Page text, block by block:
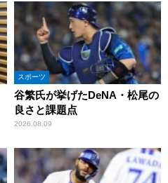
0(ZERO)』に登場！
スポーツ
谷繁氏が挙げたDeNA・松尾の
良さと課題点
2026.08.09